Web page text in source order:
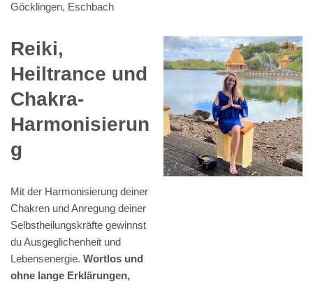
Göcklingen, Eschbach
Reiki,
Heiltrance und
Chakra-
Harmonisierun
g
Mit der Harmonisierung deiner
Chakren und Anregung deiner
Selbstheilungskräfte gewinnst
du Ausgeglichenheit und
Lebensenergie. Wortlos und
ohne lange Erklärungen,